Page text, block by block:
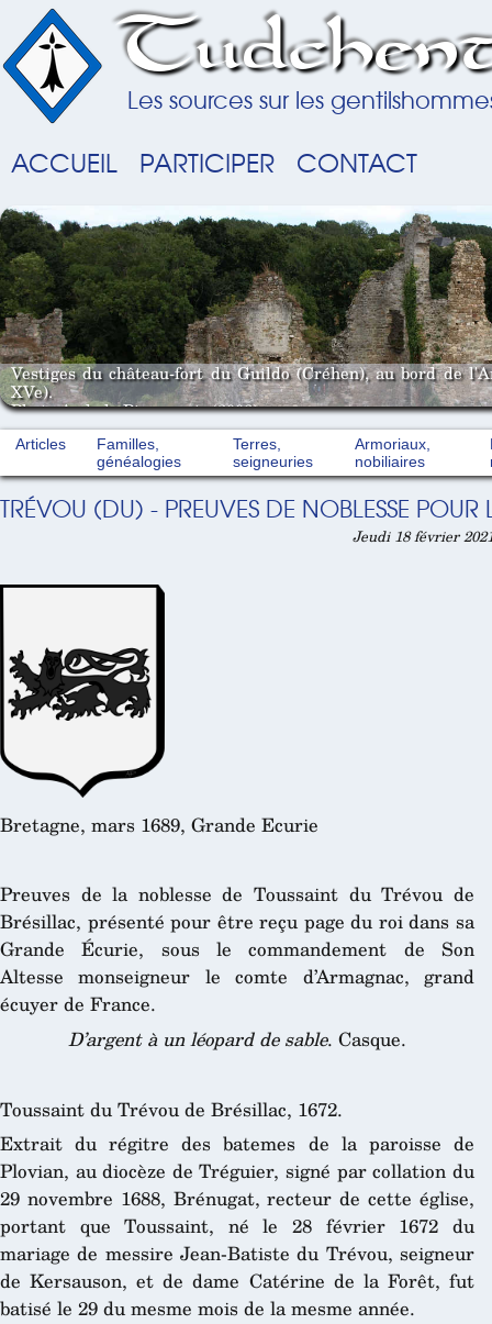
Les sources sur les
ACCUEIL PARTICIPER CONTACT
Vestiges du château-fort du Guildo (Créhen), au bord de
XVe).
Photo A. de la Pinsonnais (2008).
Articles
Familles,
généalogies
Terres,
seigneuries
Armoriaux,
nobiliaires
TRÉVOU (DU) - PREUVES DE NOBLESSE
Jeudi 18 février
Bretagne, mars 1689, Grande Ecurie
Preuves de la noblesse de Toussaint du Trévou de
Brésillac, présenté pour être reçu page du roi dans sa
Grande Écurie, sous le commandement de Son
Altesse monseigneur le comte d’Armagnac, grand
écuyer de France.
D’argent à un léopard de sable. Casque.
Toussaint du Trévou de Brésillac, 1672.
Extrait du régitre des batemes de la paroisse de
Plovian, au diocèze de Tréguier, signé par collation du
29 novembre 1688, Brénugat, recteur de cette église,
portant que Toussaint, né le 28 février 1672 du
mariage de messire Jean-Batiste du Trévou, seigneur
de Kersauson, et de dame Catérine de la Forêt, fut
batisé le 29 du mesme mois de la mesme année.